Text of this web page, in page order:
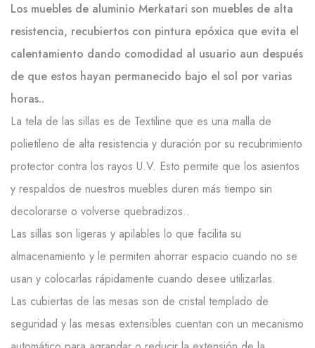
Los muebles de aluminio Merkatari son muebles de alta
resistencia, recubiertos con pintura epóxica que evita el
calentamiento dando comodidad al usuario aun después
de que estos hayan permanecido bajo el sol por varias
horas..
La tela de las sillas es de Textiline que es una malla de
polietileno de alta resistencia y duración por su recubrimiento
protector contra los rayos U.V. Esto permite que los asientos
y respaldos de nuestros muebles duren más tiempo sin
decolorarse o volverse quebradizos..
Las sillas son ligeras y apilables lo que facilita su
almacenamiento y le permiten ahorrar espacio cuando no se
usan y colocarlas rápidamente cuando desee utilizarlas.
Las cubiertas de las mesas son de cristal templado de
seguridad y las mesas extensibles cuentan con un mecanismo